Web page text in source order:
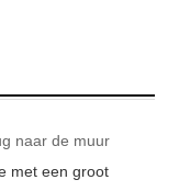
naar de muur
met een groot